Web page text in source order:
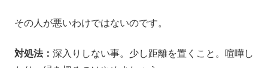
その人が悪いわけではないのです。
対処法： 深入りしない事。少し距離を置くこと。喧嘩し